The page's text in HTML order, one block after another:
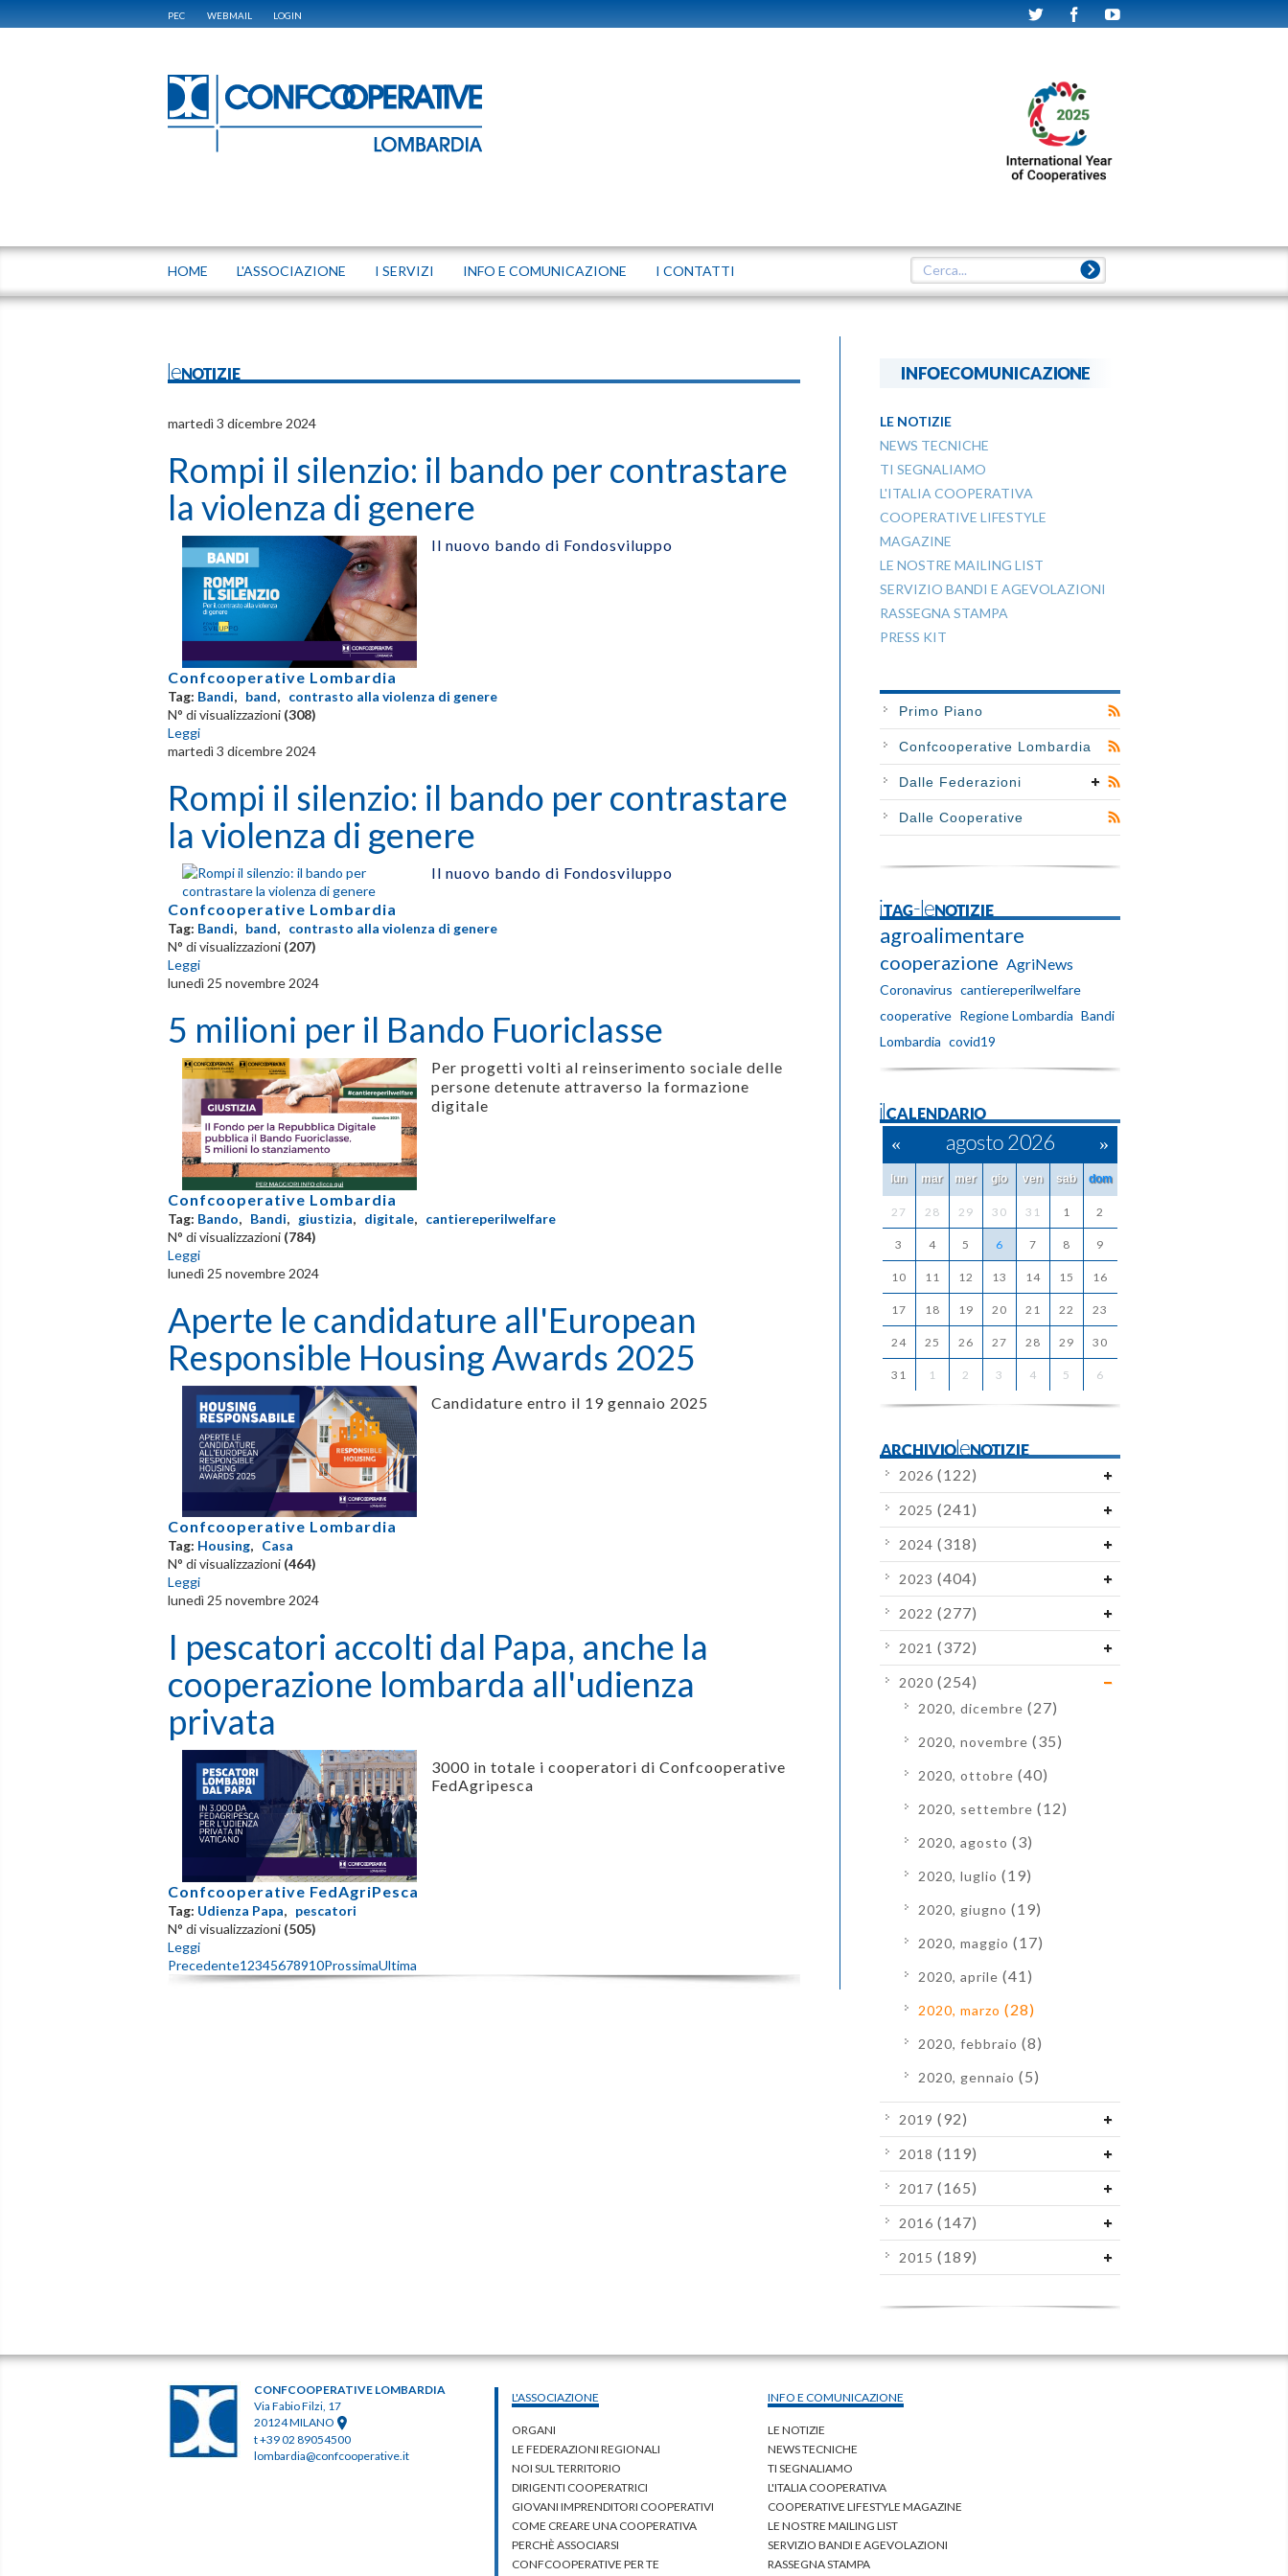
PEC WEBMAIL LOGIN
HOME L'ASSOCIAZIONE I SERVIZI INFO E COMUNICAZIONE I CONTATTI
leNOTIZIE
martedì 3 dicembre 2024
Rompi il silenzio: il bando per contrastare
la violenza di genere
Il nuovo bando di Fondosviluppo
Confcooperative Lombardia
Tag: Bandi, band, contrasto alla violenza di genere
N° di visualizzazioni (308)
Leggi
martedì 3 dicembre 2024
Rompi il silenzio: il bando per contrastare
la violenza di genere
Il nuovo bando di Fondosviluppo
Confcooperative Lombardia
Tag: Bandi, band, contrasto alla violenza di genere
N° di visualizzazioni (207)
Leggi
lunedì 25 novembre 2024
5 milioni per il Bando Fuoriclasse
Per progetti volti al reinserimento sociale delle
persone detenute attraverso la formazione
digitale
Confcooperative Lombardia
Tag: Bando, Bandi, giustizia, digitale, cantiereperilwelfare
N° di visualizzazioni (784)
Leggi
lunedì 25 novembre 2024
Aperte le candidature all'European
Responsible Housing Awards 2025
Candidature entro il 19 gennaio 2025
Confcooperative Lombardia
Tag: Housing, Casa
N° di visualizzazioni (464)
Leggi
lunedì 25 novembre 2024
I pescatori accolti dal Papa, anche la
cooperazione lombarda all'udienza
privata
3000 in totale i cooperatori di Confcooperative
FedAgripesca
Confcooperative FedAgriPesca
Tag: Udienza Papa, pescatori
N° di visualizzazioni (505)
Leggi
Precedente1 2345678910ProssimaUltima
INFOECOMUNICAZIONE
LE NOTIZIE
NEWS TECNICHE
TI SEGNALIAMO
L'ITALIA COOPERATIVA
COOPERATIVE LIFESTYLE
MAGAZINE
LE NOSTRE MAILING LIST
SERVIZIO BANDI E AGEVOLAZIONI
RASSEGNA STAMPA
PRESS KIT
Primo Piano
Confcooperative Lombardia
Dalle Federazioni
Dalle Cooperative
iTAG-leNOTIZIE
agroalimentare
cooperazione AgriNews
Coronavirus cantiereperilwelfare
cooperative Regione Lombardia Bandi
Lombardia covid19
ilCALENDARIO
« agosto 2026 »
lun mar mer gio ven sab dom
27 28 29 30 31 1 2
3 4 5 6 7 8 9
10 11 12 13 14 15 16
17 18 19 20 21 22 23
24 25 26 27 28 29 30
31 1 2 3 4 5 6
ARCHIVIOleNOTIZIE
2026 (122)
2025 (241)
2024 (318)
2023 (404)
2022 (277)
2021 (372)
2020 (254)
2020, dicembre (27)
2020, novembre (35)
2020, ottobre (40)
2020, settembre (12)
2020, agosto (3)
2020, luglio (19)
2020, giugno (19)
2020, maggio (17)
2020, aprile (41)
2020, marzo (28)
2020, febbraio (8)
2020, gennaio (5)
2019 (92)
2018 (119)
2017 (165)
2016 (147)
2015 (189)
L'ASSOCIAZIONE
ORGANI
LE FEDERAZIONI REGIONALI
NOI SUL TERRITORIO
DIRIGENTI COOPERATRICI
GIOVANI IMPRENDITORI COOPERATIVI
COME CREARE UNA COOPERATIVA
PERCHÈ ASSOCIARSI
CONFCOOPERATIVE PER TE
INFO E COMUNICAZIONE
LE NOTIZIE
NEWS TECNICHE
TI SEGNALIAMO
L'ITALIA COOPERATIVA
COOPERATIVE LIFESTYLE MAGAZINE
LE NOSTRE MAILING LIST
SERVIZIO BANDI E AGEVOLAZIONI
RASSEGNA STAMPA
CONFCOOPERATIVE LOMBARDIA
Via Fabio Filzi, 17
20124 MILANO
t +39 02 89054500
lombardia@confcooperative.it